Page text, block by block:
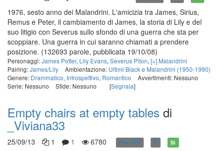
1976, sesto anno dei Malandrini. L'amicizia tra James, Sirius,
Remus e Peter, il cambiamento di James, la storia di Lily e del
suo litigio con Severus sullo sfondo di una guerra che sta per
scoppiare. Una guerra in cui saranno chiamati a prendere
posizione. (132693 parole, pubblicata 19/10/08)
Personaggi:James Potter, Lily Evans, Severus Piton, [+] Malandrini
Pairing:James/Lily Ambientazione: Ultimi Black e Malandrini (1950-1990)
Genere: Drammatico, Introspettivo, Romantico
Avvertimenti: Nessuno
Serie: Nessuno
Sfide: Nessuno [Segnala]
Empty chairs at empty tables di
_Viviana33
25/09/13 1 1 6780 Post-DH G Sì